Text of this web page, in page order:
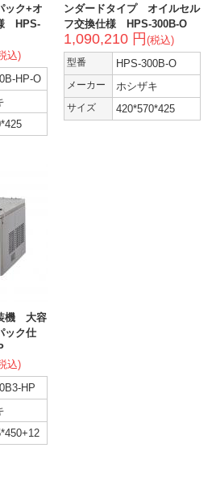
ク+オ
HPS-
込)
HP-O
ンダードタイプ オイルセル
フ交換仕様 HPS-300B-O
1,090,210 円 (税込)
型番 HPS-300B-O
メーカー ホシザキ
サイズ 420*570*425
機 大容
ック仕
込)
HP